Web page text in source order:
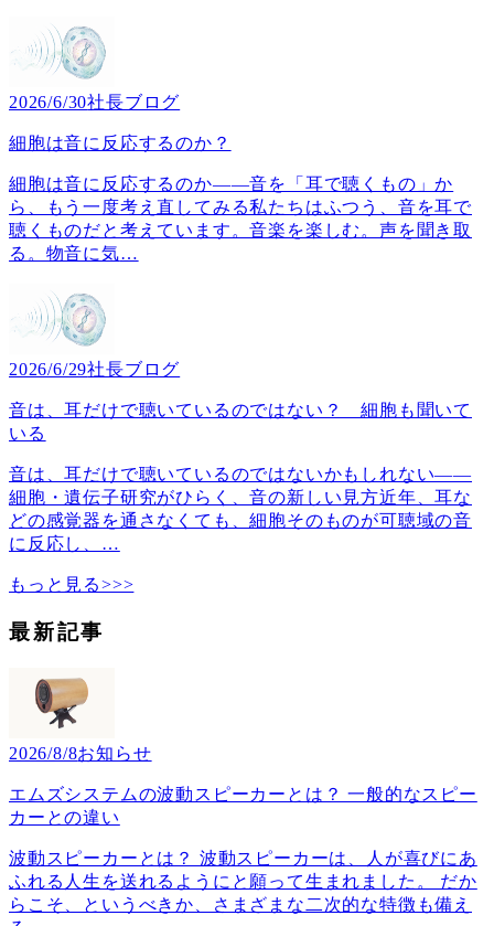
2026/6/30社長ブログ
細胞は音に反応するのか？
細胞は音に反応するのか――音を「耳で聴くもの」か
ら、もう一度考え直してみる私たちはふつう、音を耳で
聴くものだと考えています。音楽を楽しむ。声を聞き取
る。物音に気…
2026/6/29社長ブログ
音は、耳だけで聴いているのではない？ 細胞も聞いて
いる
音は、耳だけで聴いているのではないかもしれない――
細胞・遺伝子研究がひらく、音の新しい見方近年、耳な
どの感覚器を通さなくても、細胞そのものが可聴域の音
に反応し、 …
もっと見る>>>
最新記事
2026/8/8お知らせ
エムズシステムの波動スピーカーとは？ 一般的なスピー
カーとの違い
波動スピーカーとは？ 波動スピーカーは、人が喜びにあ
ふれる人生を送れるようにと願って生まれました。 だか
らこそ、というべきか、さまざまな二次的な特徴も備え